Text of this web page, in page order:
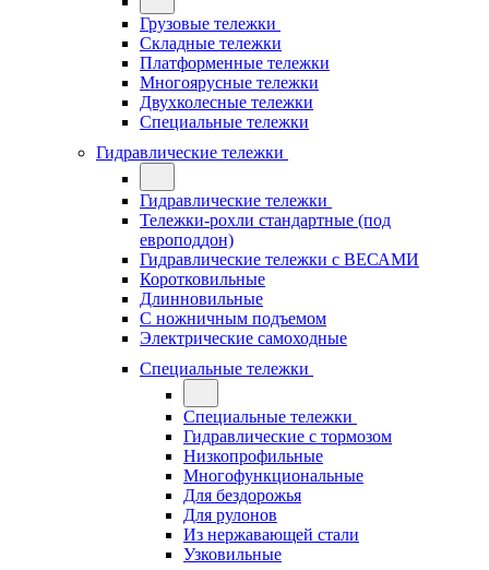
Грузовые тележки
Складные тележки
Платформенные тележки
Многоярусные тележки
Двухколесные тележки
Специальные тележки
Гидравлические тележки
Гидравлические тележки
Тележки-рохли стандартные (под
европоддон)
Гидравлические тележки с ВЕСАМИ
Коротковильные
Длинновильные
С ножничным подъемом
Электрические самоходные
Специальные тележки
Специальные тележки
Гидравлические с тормозом
Низкопрофильные
Многофункциональные
Для бездорожья
Для рулонов
Из нержавающей стали
Узковильные